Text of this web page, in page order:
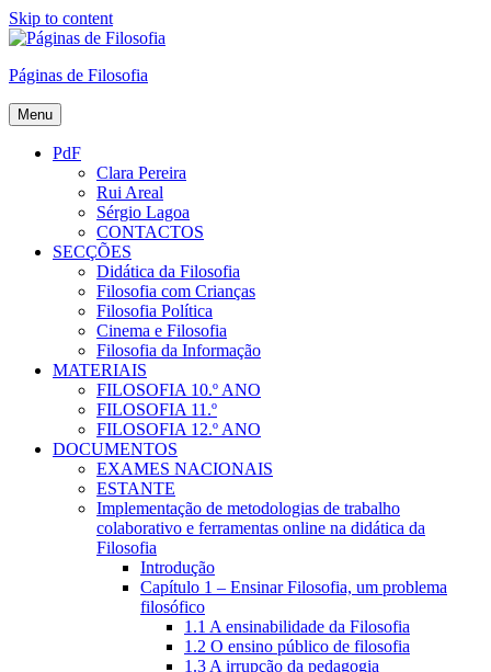
Skip to content
Páginas de Filosofia
Menu
PdF
Clara Pereira
Rui Areal
Sérgio Lagoa
CONTACTOS
SECÇÕES
Didática da Filosofia
Filosofia com Crianças
Filosofia Política
Cinema e Filosofia
Filosofia da Informação
MATERIAIS
FILOSOFIA 10.º ANO
FILOSOFIA 11.º
FILOSOFIA 12.º ANO
DOCUMENTOS
EXAMES NACIONAIS
ESTANTE
Implementação de metodologias de trabalho
colaborativo e ferramentas online na didática da
Filosofia
Introdução
Capítulo 1 – Ensinar Filosofia, um problema
filosófico
1.1 A ensinabilidade da Filosofia
1.2 O ensino público de filosofia
1.3 A irrupção da pedagogia